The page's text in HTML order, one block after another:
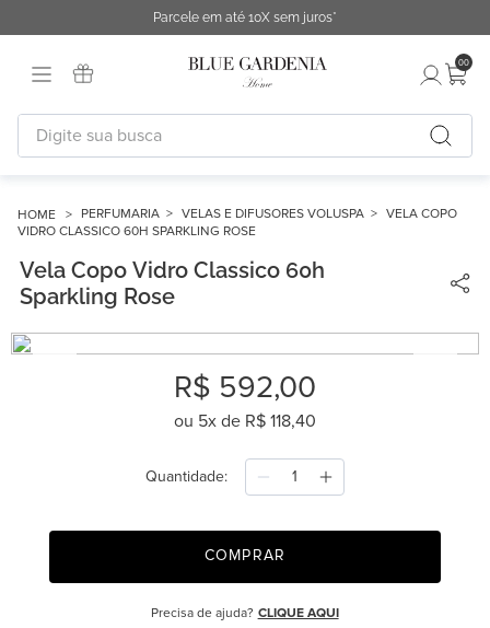
Parcele em até 10X sem juros*
00
Digite sua busca
PERFUMARIA VELAS E DIFUSORES VOLUSPA
VELA COPO
VIDRO CLASSICO 60H SPARKLING ROSE
Vela Copo Vidro Classico 60h
Sparkling Rose
R$ 592,00
ou 5x de R$ 118,40
Quantidade
COMPRAR
Precisa de ajuda? CLIQUE AQUI
1º
fronha
4º
capa duvet
º
cobertor
10º majorelle